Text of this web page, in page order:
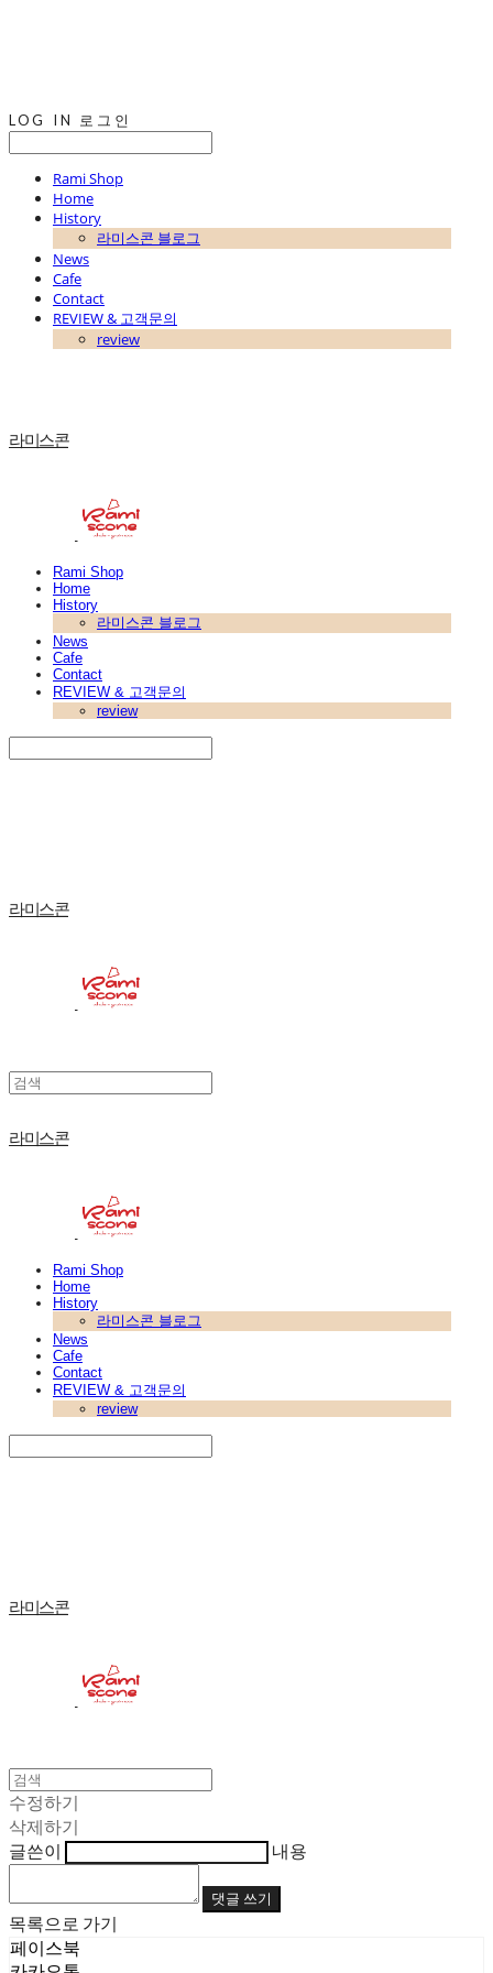
LOG IN 로그인
Rami Shop
Home
History
라미스콘 블로그
News
Cafe
Contact
REVIEW & 고객문의
review
라미스콘
Rami Shop
Home
History
라미스콘 블로그
News
Cafe
Contact
REVIEW & 고객문의
review
라미스콘
라미스콘
Rami Shop
Home
History
라미스콘 블로그
News
Cafe
Contact
REVIEW & 고객문의
review
라미스콘
수정하기
삭제하기
글쓴이
내용
댓글 쓰기
목록으로 가기
페이스북